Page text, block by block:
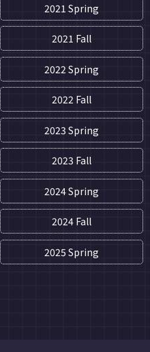
2021 Spring
2021 Fall
2022 Spring
2022 Fall
2023 Spring
2023 Fall
2024 Spring
2024 Fall
2025 Spring